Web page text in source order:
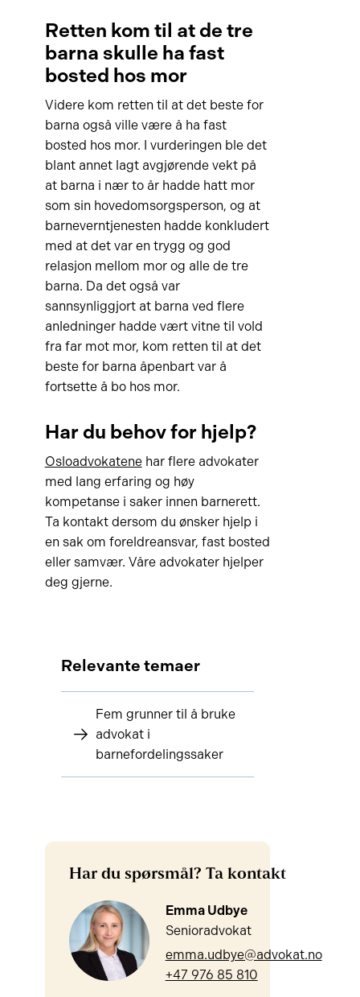
Retten kom til at de tre
barna skulle ha fast
bosted hos mor
Videre kom retten til at det beste for
barna også ville være å ha fast
bosted hos mor. I vurderingen ble det
blant annet lagt avgjørende vekt på
at barna i nær to år hadde hatt mor
som sin hovedomsorgsperson, og at
barneverntjenesten hadde konkludert
med at det var en trygg og god
relasjon mellom mor og alle de tre
barna. Da det også var
sannsynliggjort at barna ved flere
anledninger hadde vært vitne til vold
fra far mot mor, kom retten til at det
beste for barna åpenbart var å
fortsette å bo hos mor.
Har du behov for hjelp?
Osloadvokatenehar flere advokater
med lang erfaring og høy
kompetanse i saker innen barnerett.
Ta kontakt dersom du ønsker hjelp i
en sak om foreldreansvar, fast bosted
eller samvær. Våre advokater hjelper
deg gjerne.
Relevante temaer
Fem grunner til å bruke
advokat i
barnefordelingssaker
Har du spørsmål? Ta kontakt
Emma Udbye
Senioradvokat
emma.udbye@advokat.no
+47 976 85 810